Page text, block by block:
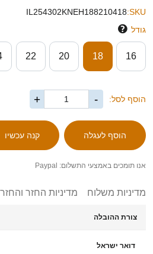
SKU:
IL254302KNEH188210418
גודל
16
18
20
22
הוסף לסל: -
+
אנו תומכים באמצעי התשלום: Paypal
מדיניות משלוח מדיניות החזר
צורת ההובלה
דואר ישראל